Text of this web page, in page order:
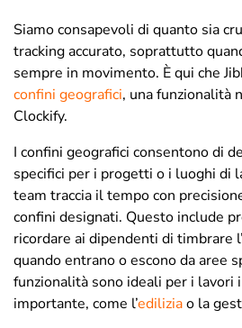
Siamo consapevoli di quanto sia
tracking accurato, soprattutto
sempre in movimento. È qui che
confini geografici, una funzionalità
Clockify.
I confini geografici consentono di
specifici per i progetti o i luoghi di
team traccia il tempo con
confini designati. Questo include
ricordare ai dipendenti di timbrare
quando entrano o escono da aree
funzionalità sono ideali per i lavori
importante, come l’ediliziao la